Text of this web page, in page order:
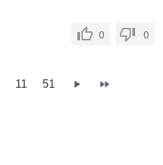
0 0
11 51